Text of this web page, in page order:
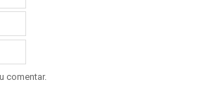
comentar.